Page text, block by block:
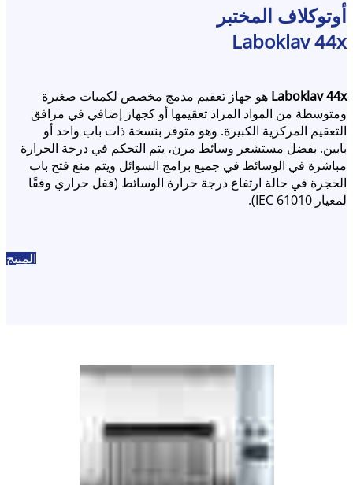
ملحقات شاملة: نظام نقل وتحميل، سلال، أحواض، ضاغط،
طابعة أو برنامج
أوتوكلاف المختبر
Laboklav 44x
Laboklav 44x هو جهاز تعقيم مدمج مخصص لكميات صغيرة
ومتوسطة من المواد المراد تعقيمها أو كجهاز إضافي في مرافق
التعقيم المركزية الكبيرة. وهو متوفر بنسخة ذات باب واحد أو
بابين. بفضل مستشعر وسائط مرن، يتم التحكم في درجة الحرارة
مباشرة في الوسائط في جميع برامج السوائل ويتم منع فتح باب
الحجرة في حالة ارتفاع درجة حرارة الوسائط (قفل حراري وفقًا
لمعيار IEC 61010).
المنتج